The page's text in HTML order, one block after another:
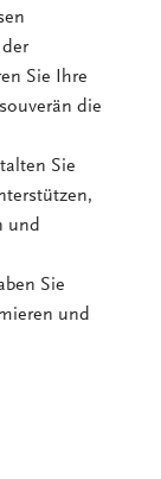
Sie Ihre
die
Sie
und
Sie
und